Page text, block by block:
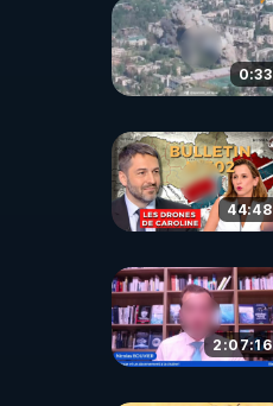
0:33
44:48
2:07:16